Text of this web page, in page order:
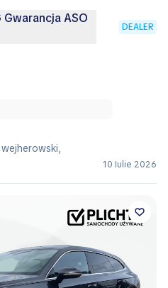
Gwarancja ASO
DEALER
10 Iulie 2026